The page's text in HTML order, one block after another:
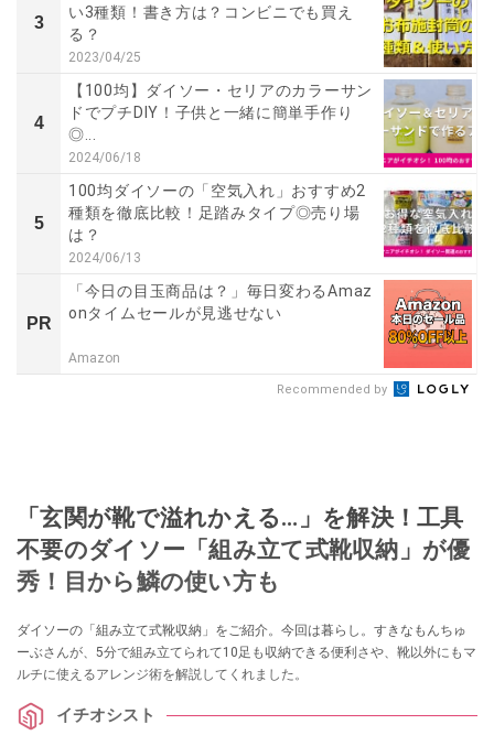
3
い3種類！書き方は？コンビニでも買え
る？
2023/04/25
4
【100均】ダイソー・セリアのカラーサン
ドでプチDIY！子供と一緒に簡単手作り
◎...
2024/06/18
5
100均ダイソーの「空気入れ」おすすめ2
種類を徹底比較！足踏みタイプ◎売り場
は？
2024/06/13
PR
「今日の目玉商品は？」毎日変わるAmaz
onタイムセールが見逃せない
Amazon
Recommended by
「玄関が靴で溢れかえる…」を解決！工具
不要のダイソー「組み立て式靴収納」が優
秀！目から鱗の使い方も
ダイソーの「組み立て式靴収納」をご紹介。今回は暮らし。すきなもんちゅ
ーぶさんが、5分で組み立てられて10足も収納できる便利さや、靴以外にもマ
ルチに使えるアレンジ術を解説してくれました。
イチオシスト